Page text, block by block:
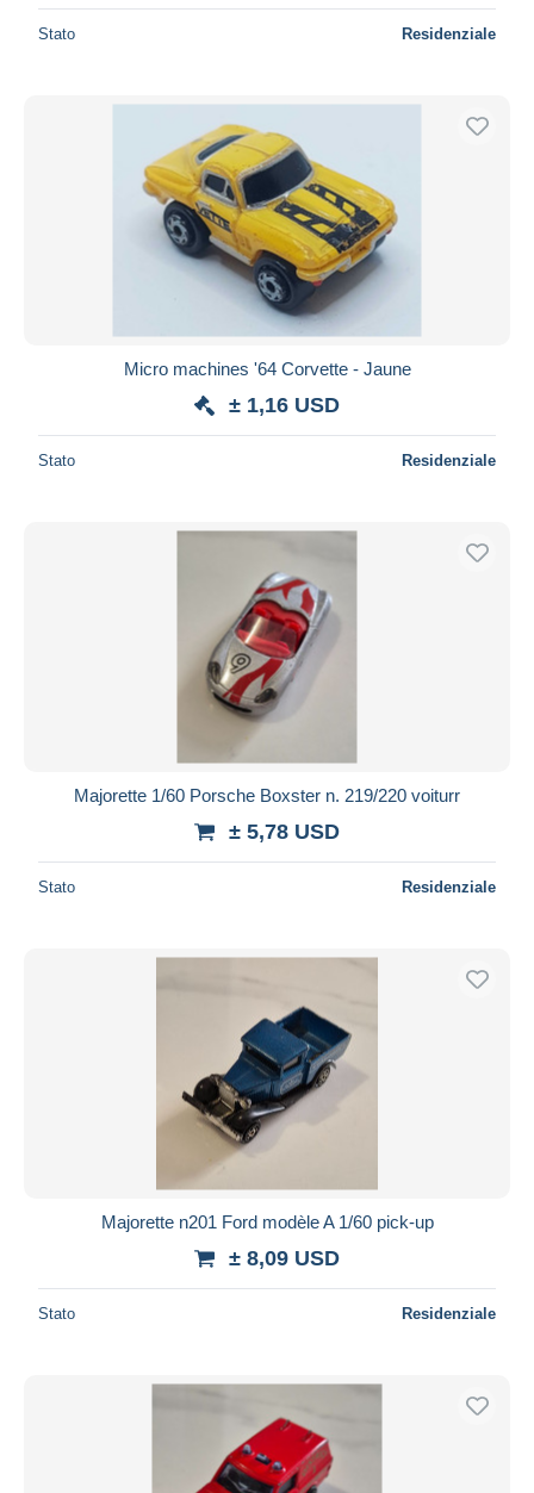
Stato Residenziale
Micro machines '64 Corvette - Jaune
± 1,16 USD
Stato Residenziale
Majorette 1/60 Porsche Boxster n. 219/220 voiturr
± 5,78 USD
Stato Residenziale
Majorette n201 Ford modèle A 1/60 pick-up
± 8,09 USD
Stato Residenziale